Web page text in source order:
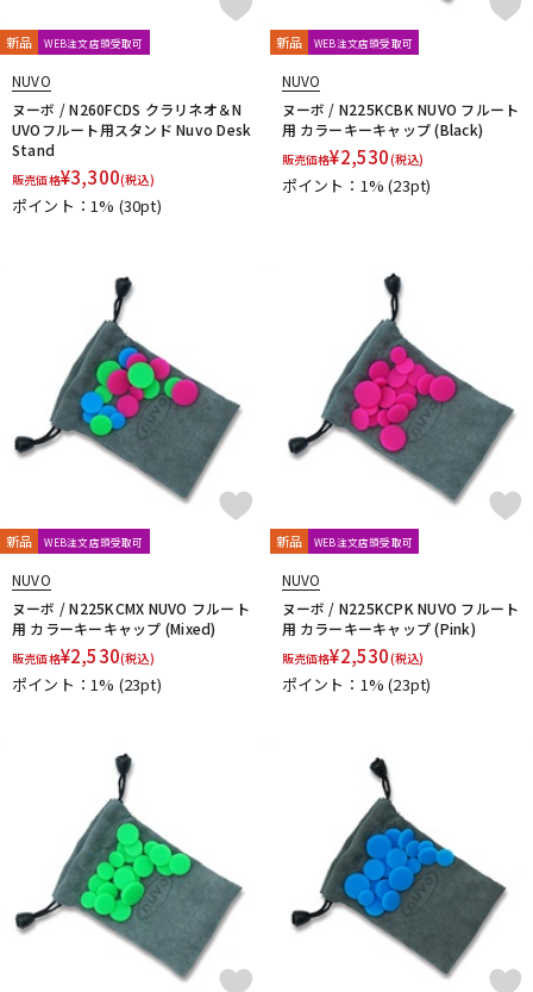
Mutio
N-Q
NAKAJIMA Neptune
New Stone Lined
NONAKA
NY Classic OCHRES
OKURA + MUTE
Otto Link
P&H Paul Mauriat Phil Barone
Pillinger
POWERbreathe
PROTEC Queen Brass
R-S
Rampone&Cazzani
Selmer Paris
Silverstein
SML（Strasser Marigaux Lemaire）
SNOOPY WITH MUSIC
SST(Schucht Sax Technology)
Stork
SUPERSLICK
Susato
T.K MELODY TAHORNG
Ted Klum
THE WALLACE COLLECTION
Tom Crown
TrumCor trumpet station
Ultra breathe
UNISON unknown
Winds Score
XO YAMAHA
YUPON
Zac
他
アケタオカリーナ
アレキサンダー（リード）
レジェール
ARTinoise
Intercept Technology
GAT Custom Brass
TK Melody
HINO MG Leather Work
ELISE
PARAFIT
Hollywood Winds
CG Mouthpiece
PATRICK
Wedge Frate Precision Shastock
BORGANI
New York Stage 1
Brass Gear Syos
新品 WEB注文店頭受取可
NUVO
ヌーボ / N260FCDS クラリネオ＆N
UVOフルート用スタンド Nuvo Desk
Stand
販売価格¥3,300(税込)
ポイント：1% (30pt)
新品 WEB注文店頭受取可
NUVO
ヌーボ / N225KCBK NUVO フルート
用 カラーキーキャップ (Black)
販売価格¥2,530(税込)
ポイント：1%(23pt)
新品 WEB注文店頭受取可
NUVO
ヌーボ / N225KCMX NUVO フルート
用 カラーキーキャップ (Mixed)
販売価格¥2,530(税込)
ポイント：1% (23pt)
新品 WEB注文店頭受取可
NUVO
ヌーボ / N225KCPK NUVO フルート
用 カラーキーキャップ (Pink)
販売価格¥2,530(税込)
ポイント：1%(23pt)